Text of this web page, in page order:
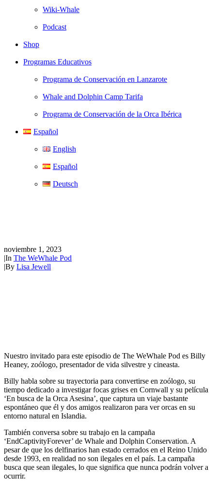
Wiki-Whale
Podcast
Shop
Programas Educativos
Programa de Conservación en Lanzarote
Whale and Dolphin Camp Tarifa
Programa de Conservación de la Orca Ibérica
Español
English
Español
Deutsch
noviembre 1, 2023
|In The WeWhale Pod
|By Lisa Jewell
Nuestro invitado para este episodio de The WeWhale Pod es Billy
Heaney, zoólogo, presentador de vida silvestre y cineasta.
Billy habla sobre su trayectoria para convertirse en zoólogo, su
tiempo dedicado a investigar focas grises en Cornwall y su película
‘En busca de la Orca Asesina’, que captura un viaje bastante
espontáneo que él y dos amigos realizaron para ver orcas en su
entorno natural en Islandia.
También conversa sobre su trabajo en la campaña
‘EndCaptivityForever’ de Whale and Dolphin Conservation. A
pesar de que los delfinarios han estado cerrados en el Reino Unido
desde 1993, en realidad no son ilegales en el país. La campaña
busca que sean ilegales, lo que significa que nunca podrán volver a
ocurrir.